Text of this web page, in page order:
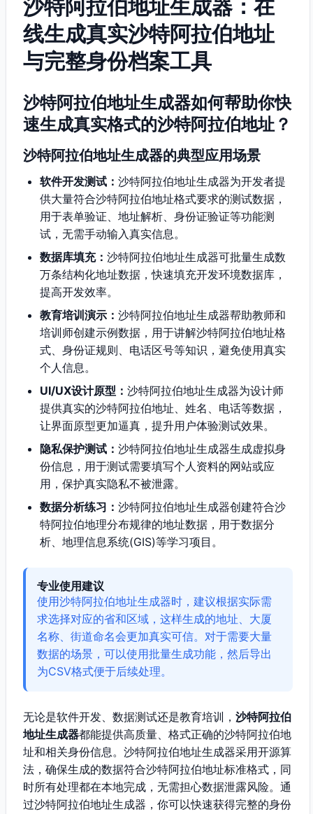
沙特阿拉伯地址生成器：在
线生成真实沙特阿拉伯地址
与完整身份档案工具
沙特阿拉伯地址生成器如何帮助你快
速生成真实格式的沙特阿拉伯地址？
沙特阿拉伯地址生成器的典型应用场景
软件开发测试： 沙特阿拉伯地址生成器为开发者提
供大量符合沙特阿拉伯地址格式要求的测试数据，
用于表单验证、地址解析、身份证验证等功能测
试，无需手动输入真实信息。
数据库填充： 沙特阿拉伯地址生成器可批量生成数
万条结构化地址数据，快速填充开发环境数据库，
提高开发效率。
教育培训演示： 沙特阿拉伯地址生成器帮助教师和
培训师创建示例数据，用于讲解沙特阿拉伯地址格
式、身份证规则、电话区号等知识，避免使用真实
个人信息。
UI/UX设计原型： 沙特阿拉伯地址生成器为设计师
提供真实的沙特阿拉伯地址、姓名、电话等数据，
让界面原型更加逼真，提升用户体验测试效果。
隐私保护测试： 沙特阿拉伯地址生成器生成虚拟身
份信息，用于测试需要填写个人资料的网站或应
用，保护真实隐私不被泄露。
数据分析练习： 沙特阿拉伯地址生成器创建符合沙
特阿拉伯地理分布规律的地址数据，用于数据分
析、地理信息系统(GIS)等学习项目。
专业使用建议
使用沙特阿拉伯地址生成器时，建议根据实际需
求选择对应的省和区域，这样生成的地址、大厦
名称、街道命名会更加真实可信。对于需要大量
数据的场景，可以使用批量生成功能，然后导出
为CSV格式便于后续处理。
无论是软件开发、数据测试还是教育培训， 沙特阿拉伯
地址生成器都能提供高质量、格式正确的沙特阿拉伯地
址和相关身份信息。沙特阿拉伯地址生成器采用开源算
法，确保生成的数据符合沙特阿拉伯地址标准格式，同
时所有处理都在本地完成，无需担心数据泄露风险。通
过沙特阿拉伯地址生成器，你可以快速获得完整的身份